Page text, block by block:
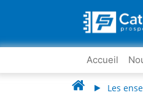
Accueil
Les